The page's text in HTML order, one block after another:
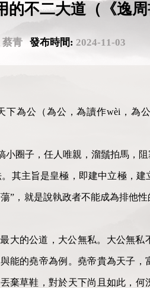
不二大道（《逸周
蔡青發布時間: 2024-11-03
下為公（為公，為讀作wèi，
圈子，任人唯親，溜鬚拍馬，阻
其主旨是皇極，即建中立極，
”，就是說執政者不能成為排他
大的公道，大公無私。大公無
能的堯帝為例。堯帝貴為天子
棄草鞋，對於天下尚且如此，何